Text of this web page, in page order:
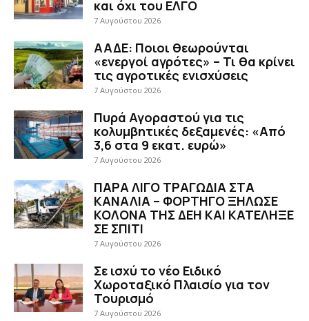
και όχι του ΕΛΓΟ
7 Αυγούστου 2026
ΑΑΔΕ: Ποιοι θεωρούνται
«ενεργοί αγρότες» – Τι θα κρίνει
τις αγροτικές ενισχύσεις
7 Αυγούστου 2026
Πυρά Αγοραστού για τις
κολυμβητικές δεξαμενές: «Από
3,6 στα 9 εκατ. ευρώ»
7 Αυγούστου 2026
ΠΑΡΑ ΛΙΓΟ ΤΡΑΓΩΔΙΑ ΣΤΑ
ΚΑΝΑΛΙΑ – ΦΟΡΤΗΓΟ ΞΗΛΩΣΕ
ΚΟΛΟΝΑ ΤΗΣ ΔΕΗ ΚΑΙ ΚΑΤΕΛΗΞΕ
ΣΕ ΣΠΙΤΙ
7 Αυγούστου 2026
Σε ισχύ το νέο Ειδικό
Χωροταξικό Πλαισίο για τον
Τουρισμό
7 Αυγούστου 2026